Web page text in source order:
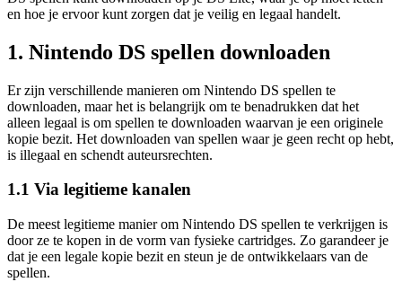
en hoe je ervoor kunt zorgen dat je veilig en legaal handelt.
1. Nintendo DS spellen downloaden
Er zijn verschillende manieren om Nintendo DS spellen te
downloaden, maar het is belangrijk om te benadrukken dat het
alleen legaal is om spellen te downloaden waarvan je een originele
kopie bezit. Het downloaden van spellen waar je geen recht op hebt,
is illegaal en schendt auteursrechten.
1.1 Via legitieme kanalen
De meest legitieme manier om Nintendo DS spellen te verkrijgen is
door ze te kopen in de vorm van fysieke cartridges. Zo garandeer je
dat je een legale kopie bezit en steun je de ontwikkelaars van de
spellen.